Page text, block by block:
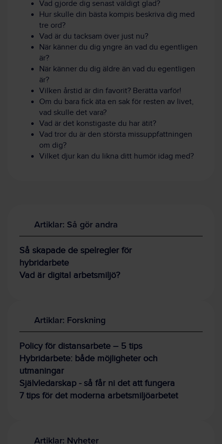
Vad gjorde dig senast väldigt glad?
Hur skulle din bästa kompis beskriva dig med
tre ord?
Vad är du tacksam över just nu?
När känner du dig yngre än vad du egentligen
är?
När känner du dig äldre än vad du egentligen
är?
Vilken årstid är din favorit? Berätta varför!
Om du bara fick äta en sak för resten av livet,
vad skulle det vara?
Vad är det konstigaste du har ätit?
Vad tror du är den största missuppfattningen
om dig?
Vilket djur kan du likna ditt humör idag med?
Artiklar: Så gör andra
Så skapade de spelregler för
hybridarbete
Vad är digital arbetsmiljö?
Artiklar: Forskning
Policy för distansarbete – 5 tips
Hybridarbete: både möjligheter och
utmaningar
Självledarskap - så får ni det att fungera
7 tips för det moderna arbetsmiljöarbetet
Artiklar: Nyheter